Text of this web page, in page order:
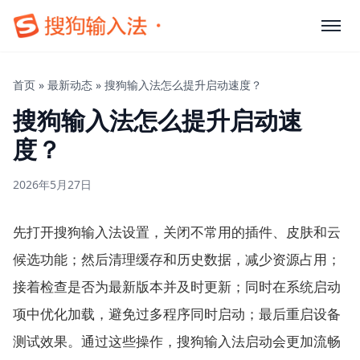
首页 » 最新动态 » 搜狗输入法怎么提升启动速度？
搜狗输入法怎么提升启动速
度？
2026年5月27日
先打开搜狗输入法设置，关闭不常用的插件、皮肤和云
候选功能；然后清理缓存和历史数据，减少资源占用；
接着检查是否为最新版本并及时更新；同时在系统启动
项中优化加载，避免过多程序同时启动；最后重启设备
测试效果。通过这些操作，搜狗输入法启动会更加流畅